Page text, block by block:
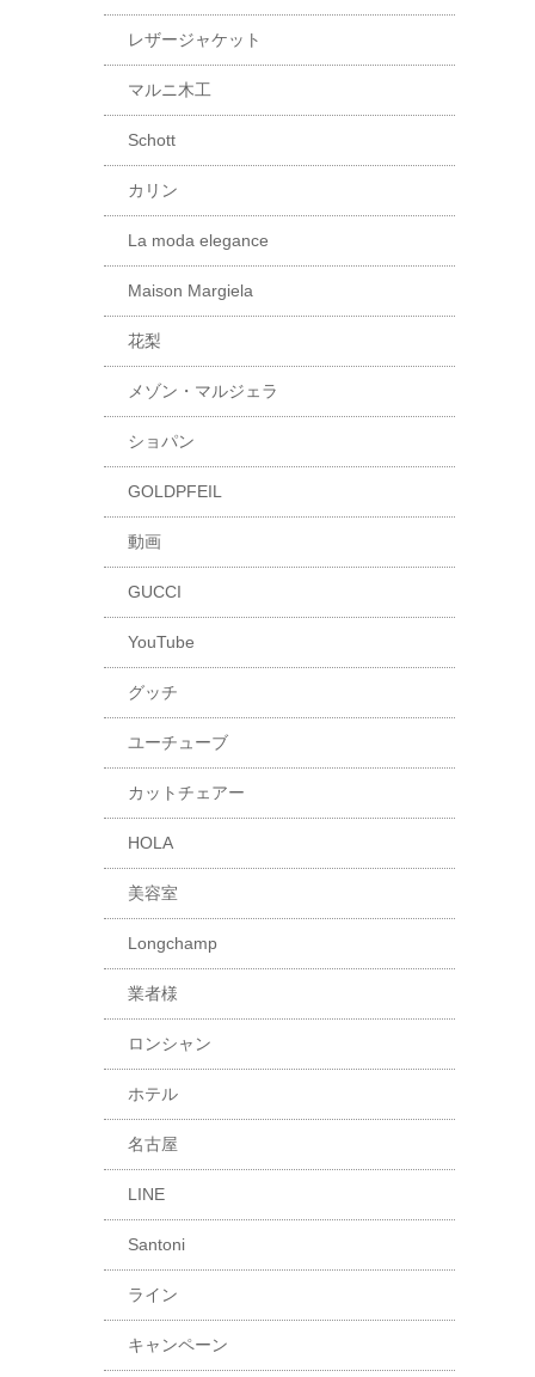
レザージャケット
マルニ木工
Schott
カリン
La moda elegance
Maison Margiela
花梨
メゾン・マルジェラ
ショパン
GOLDPFEIL
動画
GUCCI
YouTube
グッチ
ユーチューブ
カットチェアー
HOLA
美容室
Longchamp
業者様
ロンシャン
ホテル
名古屋
LINE
Santoni
ライン
キャンペーン